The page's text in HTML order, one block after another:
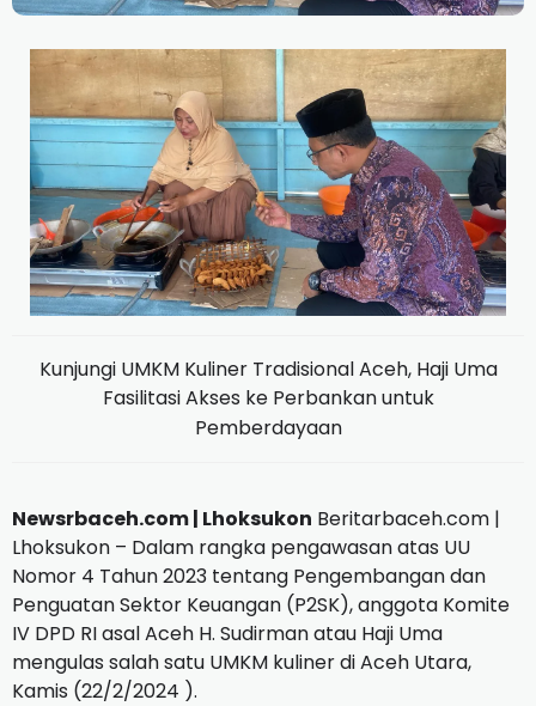
Kunjungi UMKM Kuliner Tradisional Aceh, Haji Uma
Fasilitasi Akses ke Perbankan untuk
Pemberdayaan
Newsrbaceh.com | Lhoksukon Beritarbaceh.com |
Lhoksukon – Dalam rangka pengawasan atas UU
Nomor 4 Tahun 2023 tentang Pengembangan dan
Penguatan Sektor Keuangan (P2SK), anggota Komite
IV DPD RI asal Aceh H. Sudirman atau Haji Uma
mengulas salah satu UMKM kuliner di Aceh Utara,
Kamis (22/2/2024 ).